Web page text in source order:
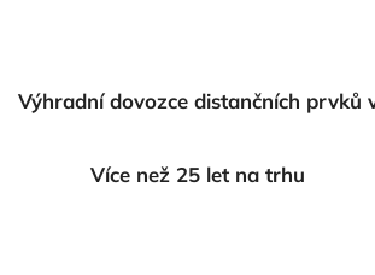
Výhradní dovozce distančních prvků
Více než 25 let na trhu